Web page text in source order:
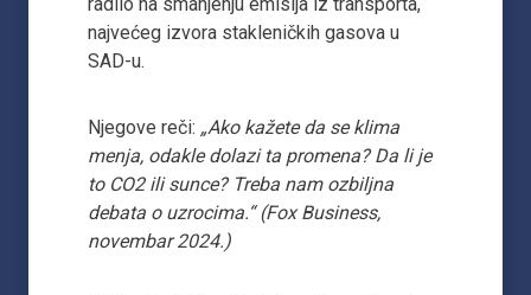
najvećeg izvora stakleničkih gasova u
SAD-u.
Njegove reči: „Ako kažete da se klima
menja, odakle dolazi ta promena? Da li je
to CO2 ili sunce? Treba nam ozbiljna
debata o uzrocima.“ (Fox Business,
novembar 2024.)